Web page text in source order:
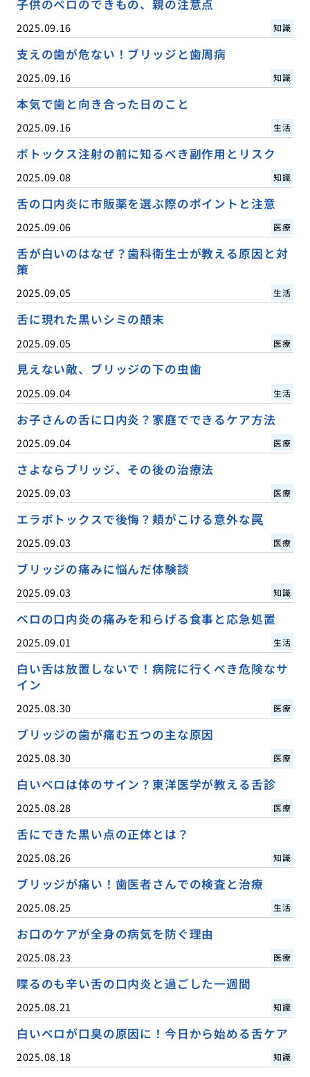
子供のベロのできもの、親の注意点
2025.09.16 知識
支えの歯が危ない！ブリッジと歯周病
2025.09.16 知識
本気で歯と向き合った日のこと
2025.09.16 生活
ボトックス注射の前に知るべき副作用とリスク
2025.09.08 知識
舌の口内炎に市販薬を選ぶ際のポイントと注意
2025.09.06 医療
舌が白いのはなぜ？歯科衛生士が教える原因と対
策
2025.09.05 生活
舌に現れた黒いシミの顛末
2025.09.05 医療
見えない敵、ブリッジの下の虫歯
2025.09.04 生活
お子さんの舌に口内炎？家庭でできるケア方法
2025.09.04 医療
さよならブリッジ、その後の治療法
2025.09.03 医療
エラボトックスで後悔？頬がこける意外な罠
2025.09.03 医療
ブリッジの痛みに悩んだ体験談
2025.09.03 知識
ベロの口内炎の痛みを和らげる食事と応急処置
2025.09.01 生活
白い舌は放置しないで！病院に行くべき危険なサ
イン
2025.08.30 医療
ブリッジの歯が痛む五つの主な原因
2025.08.30 医療
白いベロは体のサイン？東洋医学が教える舌診
2025.08.28 医療
舌にできた黒い点の正体とは？
2025.08.26 知識
ブリッジが痛い！歯医者さんでの検査と治療
2025.08.25 生活
お口のケアが全身の病気を防ぐ理由
2025.08.23 医療
喋るのも辛い舌の口内炎と過ごした一週間
2025.08.21 知識
白いベロが口臭の原因に！今日から始める舌ケア
2025.08.18 知識